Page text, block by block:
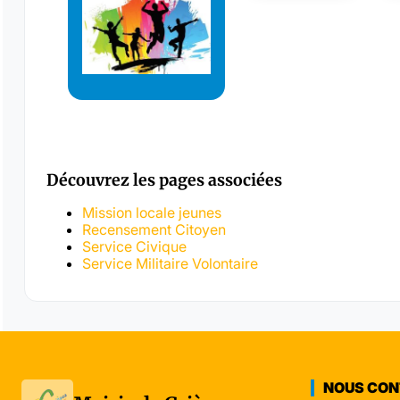
Découvrez les pages associées
Mission locale jeunes
Recensement Citoyen
Service Civique
Service Militaire Volontaire
NOUS